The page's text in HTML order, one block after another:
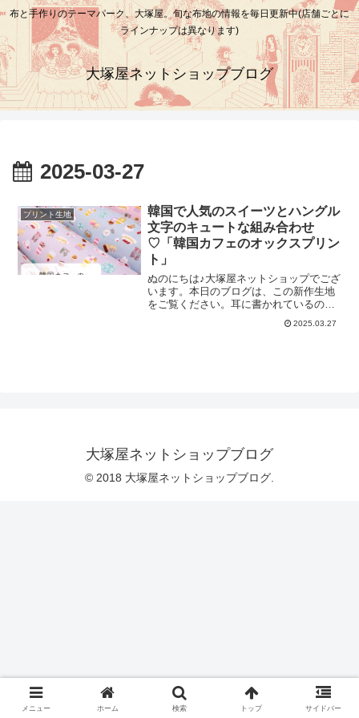
布と手作りのテーマパーク、大塚屋。旬な布地の情報を毎日更新中(店舗ごとに
ラインナップは異なります)
大塚屋ネットショップブログ
2025-03-27
プリント生地
韓国で人気のスイーツとハングル
文字のキュートな組み合わせ
♡「韓国カフェのオックスプリン
ト」
ぬのにちは♪大塚屋ネットショップでござ
います。本日のブログは、この新作生地
をご覧ください。耳に書かれているの
は、韓国でおなじみの「ハングル文字」
です。翻訳してみると、「おいしい」と
の組み合わせもあります。 韓国トレンド
の、明るく柔らかいパステル系のカラー
バリエーション♡オックス生地なので、
「バッグ」や「ポーチ」
2025.03.27
大塚屋ネットショップブログ
© 2018 大塚屋ネットショップブログ.
メニュー ホーム 検索 トップ サイドバー